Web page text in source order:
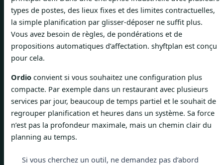
types de postes, des lieux fixes et des limites contractuelles,
la simple planification par glisser-déposer ne suffit plus.
Vous avez besoin de règles, de pondérations et de
propositions automatiques d’affectation. shyftplan est conçu
pour cela.
Ordio convient si vous souhaitez une configuration plus
compacte. Par exemple dans un restaurant avec plusieurs
services par jour, beaucoup de temps partiel et le souhait de
regrouper planification et heures dans un système. Sa force
n’est pas la profondeur maximale, mais un chemin clair du
planning au temps.
Si vous cherchez un outil, ne demandez pas d’abord